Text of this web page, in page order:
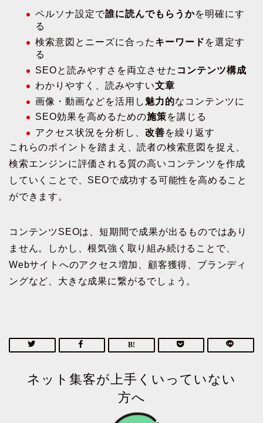
ペルソナ設定で誰に読んでもらうかを明確にす
る
検索意図とニーズに合った キーワード を選定す
る
SEOと読みやすさを両立させた コンテンツ構成
わかりやすく、読みやすい文章
画像・動画などを活用し 魅力的なコンテンツに
SEO効果を高めるための施策を講じる
アクセス状況を分析し、 改善を繰り返す
これらのポイントを踏まえ、読者の検索意図を捉え、
検索エンジンに評価される質の高いコンテンツを作成
していくことで、SEOで成功する可能性を高めること
ができます。
コンテンツSEOは、短期間で成果が出るものではあり
ません。しかし、根気強く取り組み続けることで、
Webサイトへのアクセス増加、顧客獲得、ブランディ
ングなど、大きな成果に繋がるでしょう。
ネット集客が上手くいっていない
方へ